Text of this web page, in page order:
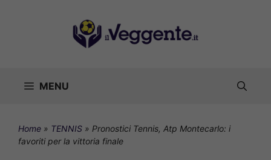
MENU
Home » TENNIS » Pronostici Tennis, Atp Montecarlo: i
favoriti per la vittoria finale